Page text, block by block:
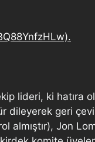
lideri, ki hatıra
dileyerek geri
almıştır), Jon